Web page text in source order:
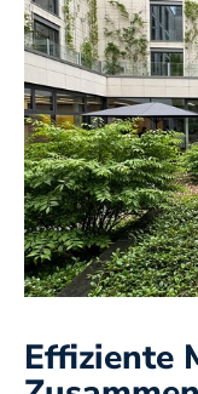
Energie
Effiziente